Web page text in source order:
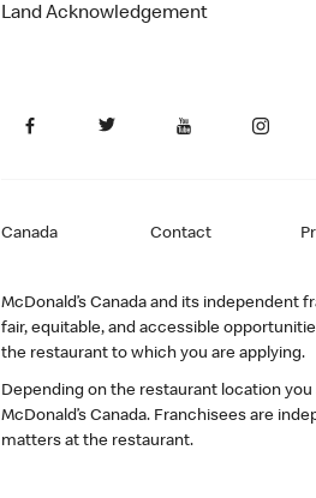
Land Acknowledgement
Canada Contact
McDonald’s Canada and its
fair, equitable, and accessible
the restaurant to which you are applying.
Depending on the restaurant location
McDonald’s Canada. Franchisees are
matters at the restaurant.